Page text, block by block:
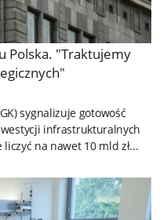
Polska. "Traktujemy
sygnalizuje gotowość
infrastrukturalnych
na nawet 10 mld zł...